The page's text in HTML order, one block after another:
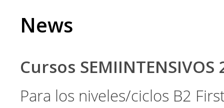
News
Cursos SEMIINTENSIVOS
Para los niveles/ciclos B2